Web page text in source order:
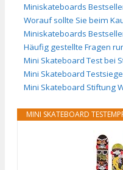
Miniskateboards
Worauf sollte Sie beim
Miniskateboards
Häufig gestellte Fragen
Mini Skateboard Test bei
Mini Skateboard
Mini Skateboard Stiftung
MINI SKATEBOARD